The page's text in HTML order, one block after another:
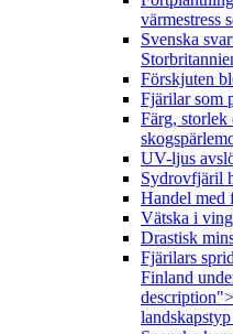
värmestress
Svenska
Förskjuten
Fjärilar som
Färg,
UV-ljus
Sydrovfjäril
Handel med
Vätska i
Drastisk
Fjärilars
Finland